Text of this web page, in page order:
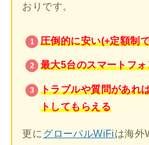
おりです。
圧倒的に安い(+定額制
最大5台のスマートフ
トラブルや質問があれ
トしてもらえる
更に グローバルWiFiは海外